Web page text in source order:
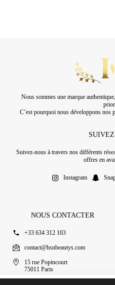
Nous sommes une marque
C’est pourquoi nous développons nos
Suivez-nous à travers nos différents
offres en
Instagram
NOUS CONTACTER
+33 634 312 103
contact@hsnbeautys.com
15 rue Popincourt
75011 Paris